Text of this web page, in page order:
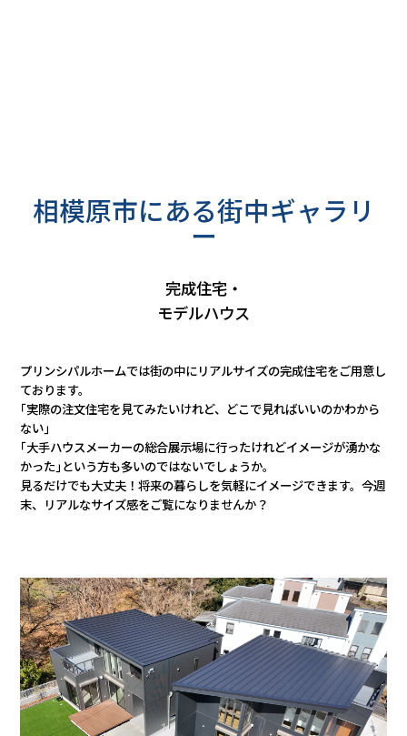
相模原市にある街中ギャラリ
ー
完成住宅・
モデルハウス
プリンシパルホームでは街の中にリアルサイズの完成住宅をご用意し
ております。
｢実際の注文住宅を見てみたいけれど、どこで見ればいいのかわから
ない｣
｢大手ハウスメーカーの総合展示場に行ったけれどイメージが湧かな
かった｣という方も多いのではないでしょうか。
見るだけでも大丈夫！将来の暮らしを気軽にイメージできます。今週
末、リアルなサイズ感をご覧になりませんか？